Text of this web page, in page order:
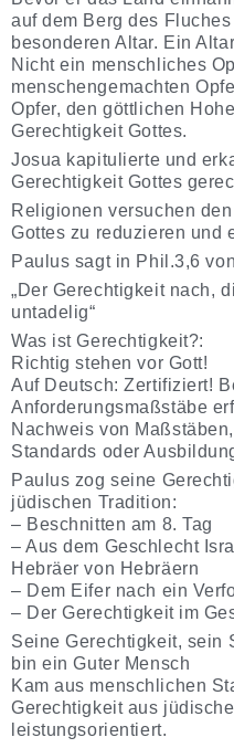
auf dem Berg des
besonderen Altar. Ein
Nicht ein menschliches
menschengemachten
Opfer, den göttlichen
Gerechtigkeit Gottes.
Josua kapitulierte und
Gerechtigkeit Gottes
Religionen versuchen
Gottes zu reduzieren und
Paulus sagt in Phil.3,6
„Der Gerechtigkeit nach,
untadelig“
Was ist Gerechtigkeit?:
Richtig stehen vor Gott!
Auf Deutsch: Zertifiziert!
Anforderungsmaßstäbe
Nachweis von
Standards oder
Paulus zog seine
jüdischen Tradition:
– Beschnitten am 8. Tag
– Aus dem Geschlecht
Hebräer von Hebräern
– Dem Eifer nach ein
– Der Gerechtigkeit im
Seine Gerechtigkeit, sein
bin ein Guter Mensch
Kam aus menschlichen
Gerechtigkeit aus
leistungsorientiert.